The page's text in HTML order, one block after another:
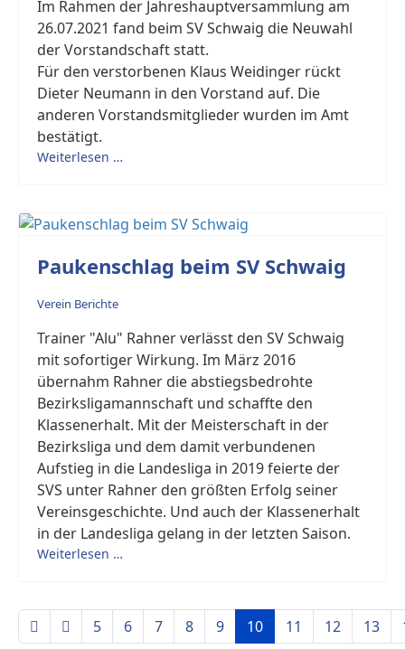
Im Rahmen der Jahreshauptversammlung am
26.07.2021 fand beim SV Schwaig die Neuwahl
der Vorstandschaft statt.
Für den verstorbenen Klaus Weidinger rückt
Dieter Neumann in den Vorstand auf. Die
anderen Vorstandsmitglieder wurden im Amt
bestätigt.
Weiterlesen …
Paukenschlag beim SV Schwaig
Verein Berichte
Trainer "Alu" Rahner verlässt den SV Schwaig
mit sofortiger Wirkung. Im März 2016
übernahm Rahner die abstiegsbedrohte
Bezirksligamannschaft und schaffte den
Klassenerhalt. Mit der Meisterschaft in der
Bezirksliga und dem damit verbundenen
Aufstieg in die Landesliga in 2019 feierte der
SVS unter Rahner den größten Erfolg seiner
Vereinsgeschichte. Und auch der Klassenerhalt
in der Landesliga gelang in der letzten Saison.
Weiterlesen …
5 6 7 8 9 10 11 12 13